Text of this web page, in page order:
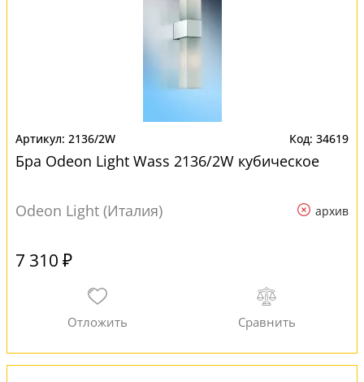
2136/2W 34619
Бра Odeon Light Wass 2136/2W кубическое
Odeon Light (Италия) архив
7 310 ₽